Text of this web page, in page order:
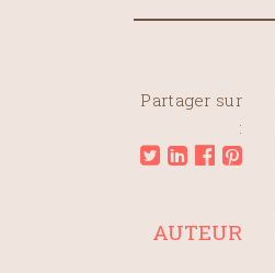
Partager sur
:
AUTEUR